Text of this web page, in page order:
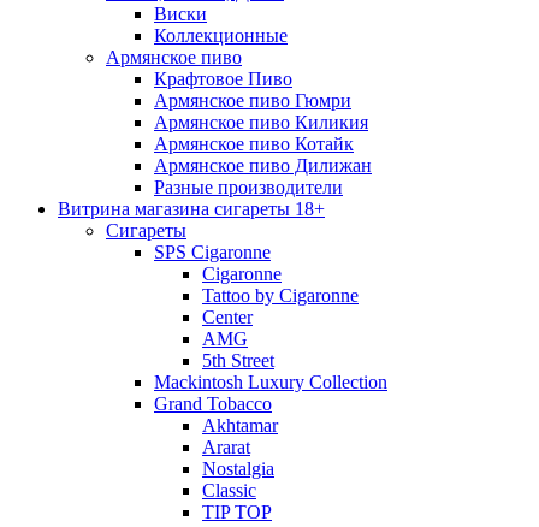
Виски
Коллекционные
Армянское пиво
Крафтовое Пиво
Армянское пиво Гюмри
Армянское пиво Киликия
Армянское пиво Котайк
Армянское пиво Дилижан
Разные производители
Витрина магазина сигареты 18+
Cигареты
SPS Cigaronne
Сigaronne
Tattoo by Cigaronne
Center
AMG
5th Street
Mackintosh Luxury Collection
Grand Tobacco
Akhtamar
Ararat
Nostalgia
Classic
TIP TOP